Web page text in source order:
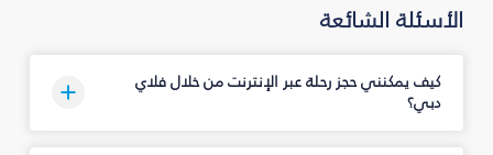
الأسئلة الشائعة
كيف يمكنني حجز رحلة عبر الإنترنت من خلال فلاي
دبي؟